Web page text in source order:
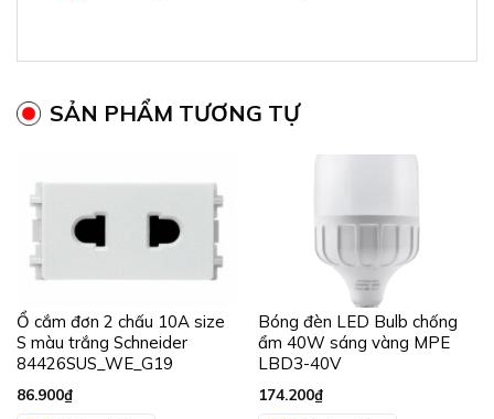
SẢN PHẨM TƯƠNG TỰ
Ổ cắm đơn 2 chấu 10A size
S màu trắng Schneider
84426SUS_WE_G19
86.900₫
Bóng đèn LED Bulb chống
ẩm 40W sáng vàng MPE
LBD3-40V
174.200₫